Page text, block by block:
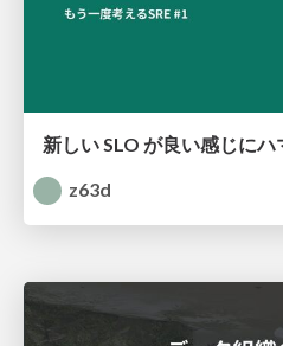
新しい SLO が良い感じに
z63d